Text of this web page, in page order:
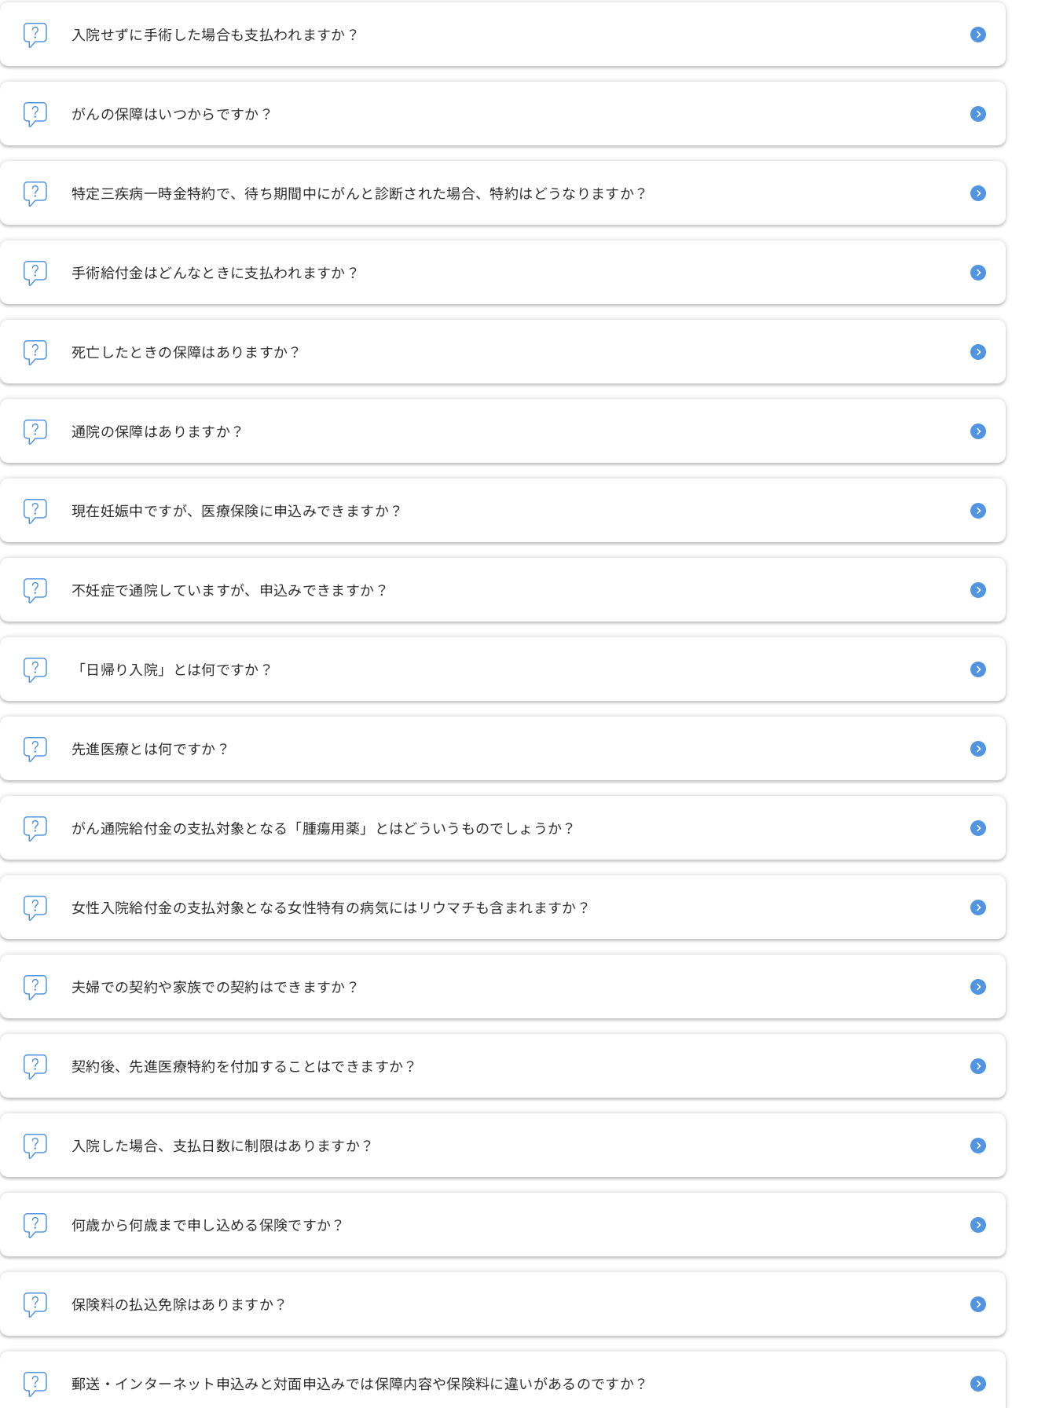
入院せずに手術した場合も支払われますか？
がんの保障はいつからですか？
特定三疾病一時金特約で、待ち期間中にがんと診断された場合、特約はどうなりますか？
手術給付金はどんなときに支払われますか？
死亡したときの保障はありますか？
通院の保障はありますか？
現在妊娠中ですが、医療保険に申込みできますか？
不妊症で通院していますが、申込みできますか？
「日帰り入院」とは何ですか？
先進医療とは何ですか？
がん通院給付金の支払対象となる「腫瘍用薬」とはどういうものでしょうか？
女性入院給付金の支払対象となる女性特有の病気にはリウマチも含まれますか？
夫婦での契約や家族での契約はできますか？
契約後、先進医療特約を付加することはできますか？
入院した場合、支払日数に制限はありますか？
何歳から何歳まで申し込める保険ですか？
保険料の払込免除はありますか？
郵送・インターネット申込みと対面申込みでは保障内容や保険料に違いがあるのですか？